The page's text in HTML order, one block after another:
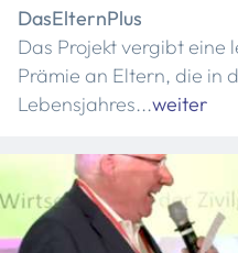
DasElternPlus
Das Projekt vergibt eine
Prämie an Eltern, die in
Lebensjahres...weiter